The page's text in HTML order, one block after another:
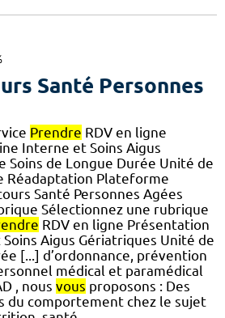
Santé Personnes
Prendre RDV en ligne
Interne et Soins Aigus
Soins de Longue Durée Unité de
Réadaptation Plateforme
Santé Personnes Agées
Sélectionnez une rubrique
RDV en ligne Présentation
Aigus Gériatriques Unité de
[...] d’ordonnance, prévention
médical et paramédical
, nous vous proposons : Des
du comportement chez le sujet